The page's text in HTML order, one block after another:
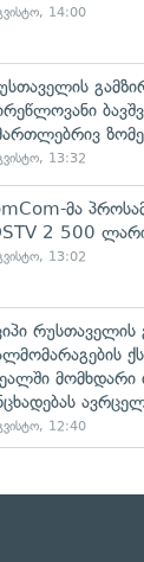
14:00
13:32
მა
2 500
13:02
რუსთაველის
მომხდარი
12:40